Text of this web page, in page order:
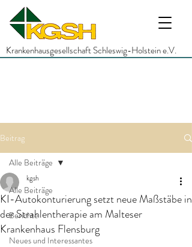
Krankenhausgesellschaft Schleswig-Holstein e.V.
Beitrag
Alle Beiträge
Berichte
Neues und Interessantes
Alle Beiträge
KI-Autokonturierung setzt neue Maßstäbe in
der Strahlentherapie am Malteser
Krankenhaus Flensburg
kgsh